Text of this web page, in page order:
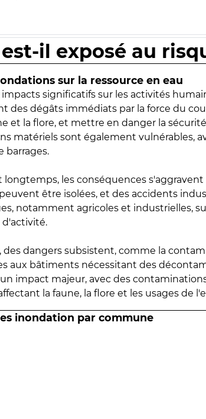
il exposé au
sur la ressource en eau
significatifs sur les activités
des dégâts immédiats par la force du
et la flore, et mettre en danger la
matériels sont également vulnérables,
barrages.
longtemps, les conséquences
être isolées, et des accidents
notamment agricoles et industrielles,
d'activité.
des dangers subsistent, comme la
aux bâtiments nécessitant des
impact majeur, avec des
la faune, la flore et les usages de
inondation par commune